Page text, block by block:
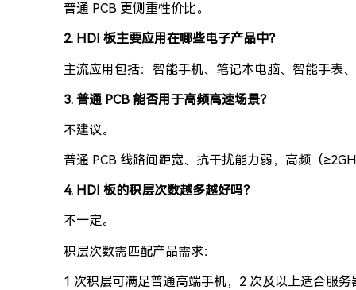
普通 PCB 更侧重性价比。
2. HDI 板主要应用在哪些电子产品中？
主流应用包括：智能手机、笔记本电脑、智能手表
3. 普通 PCB 能否用于高频高速场景？
不建议。
普通 PCB 线路间距宽、抗干扰能力弱，高频（
4. HDI 板的积层次数越多越好吗？
不一定。
积层次数需匹配产品需求：
1 次积层可满足普通高端手机，2 次及以上适合服